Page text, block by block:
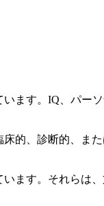
ます。IQ、パー
的、診断的、ま
ます。それらは